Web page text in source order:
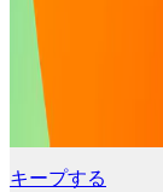
キープする